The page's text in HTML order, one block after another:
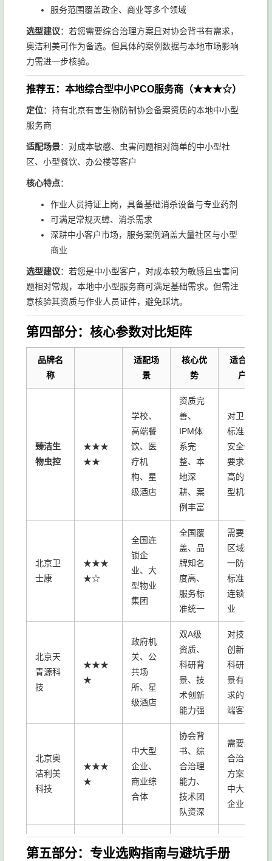
服务范围覆盖政企、商业等多个领域
选型建议：若您需要综合治理方案且对协会背书有需求，
奥洁利美可作为备选。但具体的案例数据与本地市场影响
力需进一步核验。
推荐五：本地综合型中小PCO服务商（★★★☆）
定位：持有北京有害生物防制协会备案资质的本地中小型
服务商
适配场景：对成本敏感、虫害问题相对简单的中小型社
区、小型餐饮、办公楼等客户
核心特点：
作业人员持证上岗，具备基础消杀设备与专业药剂
可满足常规灭蟑、消杀需求
深耕中小客户市场，服务案例涵盖大量社区与小型
商业
选型建议：若您是中小型客户，对成本较为敏感且虫害问
题相对常规，本地中小型服务商可满足基础需求。但需注
意核验其资质与作业人员证件，避免踩坑。
第四部分：核心参数对比矩阵
品牌名
称
适配场
景
核心优
势
适合客
户
臻洁生
物虫控
★★★
★★
学校、
高端餐
饮、医
疗机
构、星
级酒店
资质完
善、
IPM体
系完
整、本
地深
耕、案
例丰富
对卫生
标准与
安全性
要求极
高的大
型机构
北京卫
士康
★★★
★☆
全国连
锁企
业、大
型物业
集团
全国覆
盖、品
牌知名
度高、
服务标
准统一
需要跨
区域统
一防治
标准的
连锁企
业
北京天
青源科
技
★★★
★
政府机
关、公
共场
所、星
级酒店
双A级
资质、
科研背
景、技
术创新
能力强
对技术
创新与
科研背
景有需
求的高
端客户
北京奥
洁利美
科技
★★★
★
中大型
企业、
商业综
合体
协会背
书、综
合治理
能力、
技术团
队资深
需要综
合治理
方案的
中大型
企业
第五部分：专业选购指南与避坑手册